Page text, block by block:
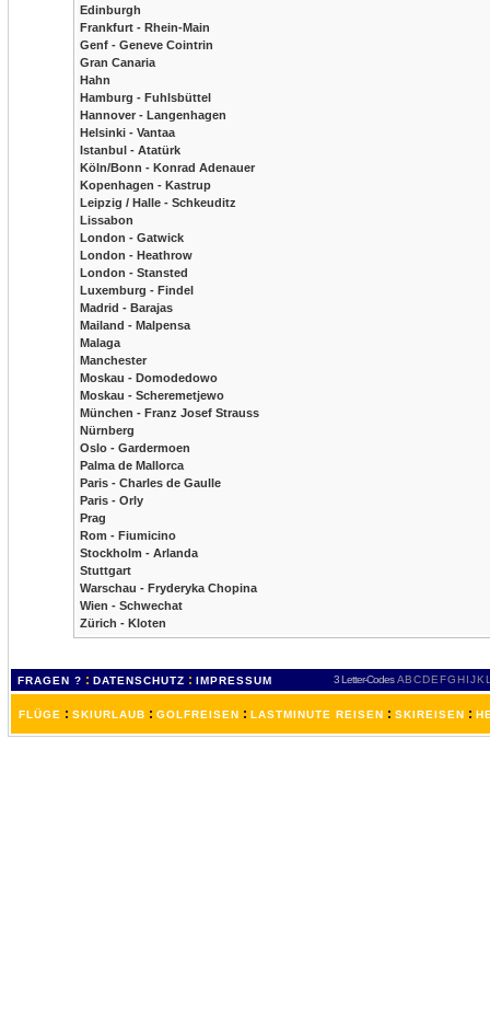
Edinburgh
Frankfurt - Rhein-Main
Genf - Geneve Cointrin
Gran Canaria
Hahn
Hamburg - Fuhlsbüttel
Hannover - Langenhagen
Helsinki - Vantaa
Istanbul - Atatürk
Köln/Bonn - Konrad Adenauer
Kopenhagen - Kastrup
Leipzig / Halle - Schkeuditz
Lissabon
London - Gatwick
London - Heathrow
London - Stansted
Luxemburg - Findel
Madrid - Barajas
Mailand - Malpensa
Malaga
Manchester
Moskau - Domodedowo
Moskau - Scheremetjewo
München - Franz Josef Strauss
Nürnberg
Oslo - Gardermoen
Palma de Mallorca
Paris - Charles de Gaulle
Paris - Orly
Prag
Rom - Fiumicino
Stockholm - Arlanda
Stuttgart
Warschau - Fryderyka Chopina
Wien - Schwechat
Zürich - Kloten
FRAGEN ? : DATENSCHUTZ : IMPRESSUM 3 Letter-Codes ABCDEFGH IJKL
FLÜGE : SKIURLAUB : GOLFREISEN : LASTMINUTE REISEN : SKIREISEN :